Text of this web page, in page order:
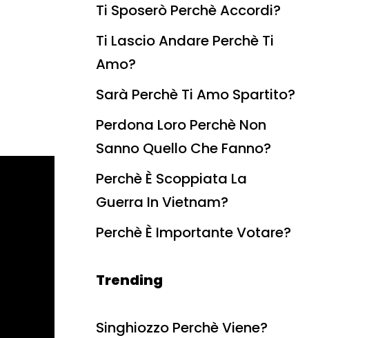
Ti Sposerò Perchè Accordi?
Ti Lascio Andare Perchè Ti
Amo?
Sarà Perchè Ti Amo Spartito?
Perdona Loro Perchè Non
Sanno Quello Che Fanno?
Perchè È Scoppiata La
Guerra In Vietnam?
Perchè È Importante Votare?
Trending
Singhiozzo Perchè Viene?